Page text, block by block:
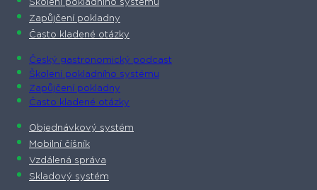
Školení pokladního systému
Zapůjčení pokladny
Často kladené otázky
Český gastronomický podcast​
Školení pokladního systému
Zapůjčení pokladny
Často kladené otázky
Objednávkový systém
Mobilní číšník
Vzdálená správa
Skladový systém